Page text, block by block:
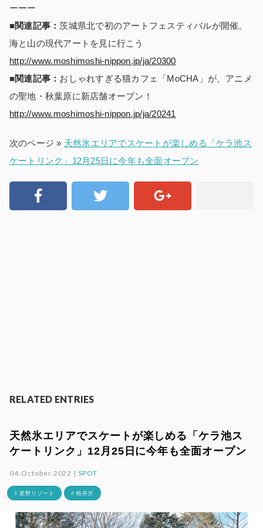
ーーー
■関連記事：茨城県北で初のアートフェスティバルが開催。
海と山の現代アートを見に行こう
http://www.moshimoshi-nippon.jp/ja/20300
■関連記事： おしゃれすぎる猫カフェ「MoCHA」が、アニメ
の聖地・秋葉原に新店舗オープン！
http://www.moshimoshi-nippon.jp/ja/20241
次のページ » 天然氷エリアでスケートが楽しめる「ケラ池ス
ケートリンク」12月25日に今年も全面オープン
RELATED ENTRIES
天然氷エリアでスケートが楽しめる「ケラ池ス
ケートリンク」12月25日に今年も全面オープン
04.October.2022 |SPOT
# 星野リゾート # 軽井沢